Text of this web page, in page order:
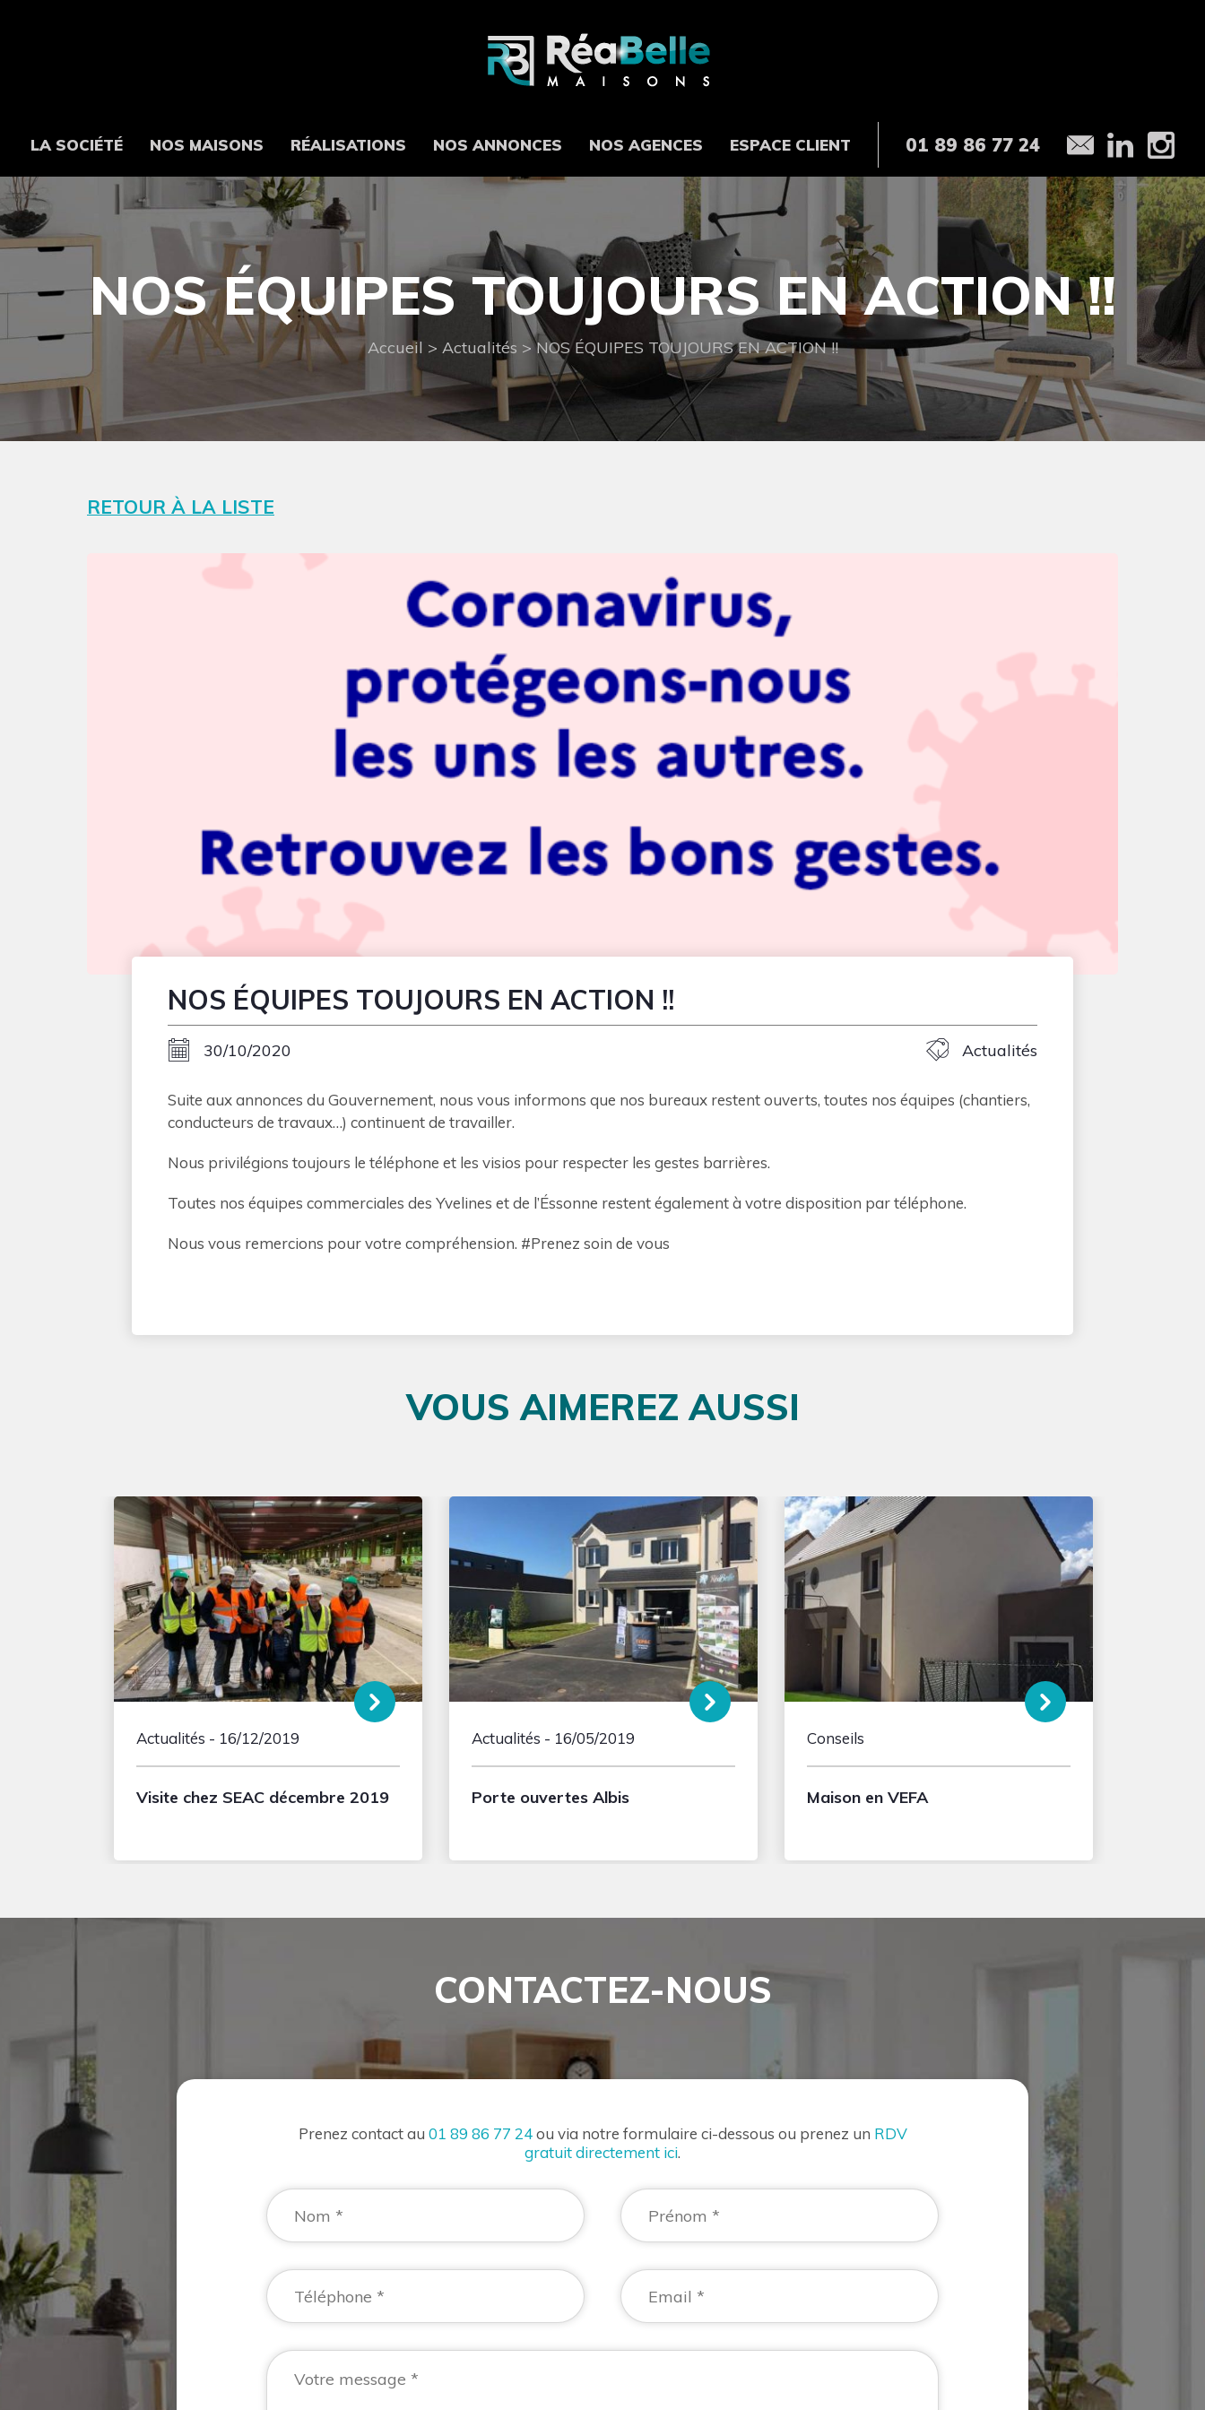
LA SOCIÉTÉ NOS MAISONS RÉALISATIONS NOS ANNONCES NOS AGENCES ESPACE CLIENT 01 89 86 77 24
NOS ÉQUIPES TOUJOURS EN ACTION !!
Accueil > Actualités >NOS ÉQUIPES TOUJOURS EN ACTION !!
RETOUR À LA LISTE
NOS ÉQUIPES TOUJOURS EN ACTION !!
30/10/2020 Actualités
Suite aux annonces du Gouvernement, nous vous informons que nos bureaux restent ouverts, toutes nos équipes (chantiers,
conducteurs de travaux…) continuent de travailler.
Nous privilégions toujours le téléphone et les visios pour respecter les gestes barrières.
Toutes nos équipes commerciales des Yvelines et de l’Éssonne restent également à votre disposition par téléphone.
Nous vous remercions pour votre compréhension. #Prenez soin de vous
VOUS AIMEREZ AUSSI
Actualités - 16/12/2019
Visite chez SEAC décembre 2019
Actualités - 16/05/2019
Porte ouvertes Albis
Conseils
Maison en VEFA
CONTACTEZ-NOUS
Prenez contact au 01 89 86 77 24ou via notre formulaire ci-dessous ou prenez un RDV
gratuit directement ici.